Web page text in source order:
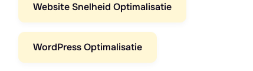
Website Snelheid Optimalisatie
WordPress Optimalisatie